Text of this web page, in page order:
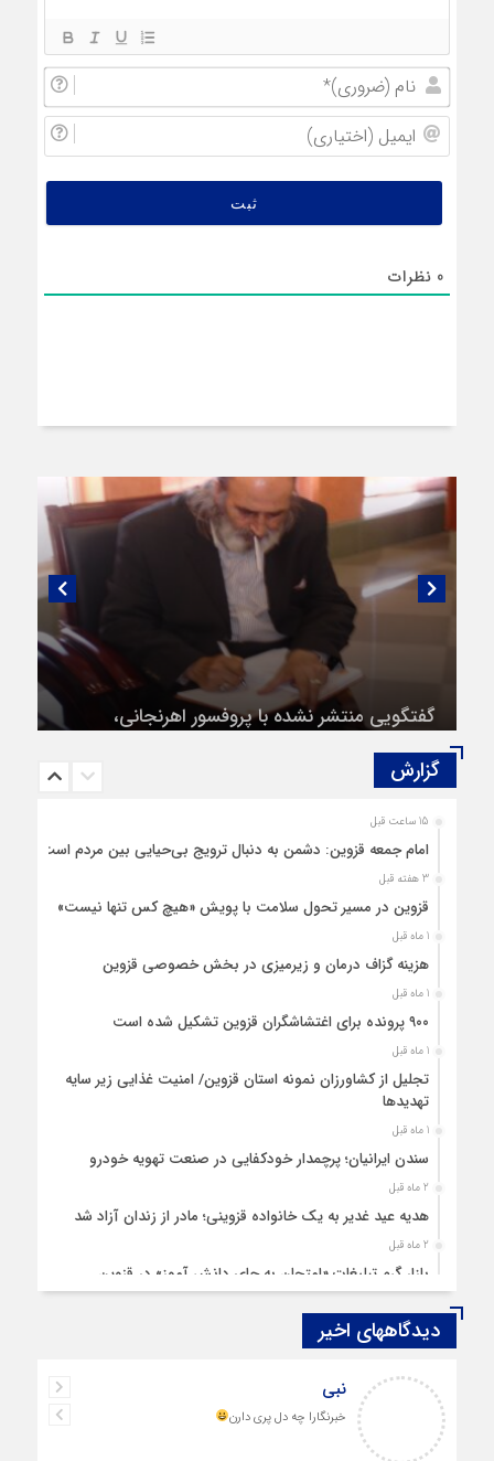
0 نظرات
گفتگویی منتشر نشده با پروفسور اهرنجانی،
صاحب نظریه سه‌ شاخگی (۳C)
گزارش‌
15 ساعت قبل
امام جمعه قزوین: دشمن به دنبال ترویج بی‌حیایی بین مردم است
3 هفته قبل
قزوین در مسیر تحول سلامت با پویش «هیچ‌ کس تنها نیست»
1 ماه قبل
هزینه‌ گزاف درمان و زیرمیزی در بخش خصوصی قزوین
1 ماه قبل
۹۰۰ پرونده برای اغتشاشگران قزوین تشکیل شده است
1 ماه قبل
تجلیل از کشاورزان نمونه استان قزوین/ امنیت غذایی زیر سایه
تهدیدها
1 ماه قبل
سندن ایرانیان؛ پرچمدار خودکفایی در صنعت تهویه خودرو
2 ماه قبل
هدیه عید غدیر به یک خانواده قزوینی؛ مادر از زندان آزاد شد
2 ماه قبل
بازار گرم تبلیغات «امتحان به جای دانش‌ آموز» در قزوین
قزوین ۱۴۰۴، گام‌هایی در سایه چالش‌ها
چهارشنبه‌ سوری بی‌غوغا
مردم قزوین زیر آوار گرانی مسکن
دیدگاههای اخیر
نبی
خبرنگارا چه دل پری دارن